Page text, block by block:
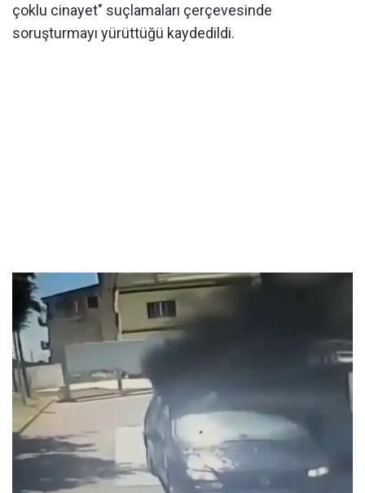
çoklu cinayet" suçlamaları çerçevesinde
soruşturmayı yürüttüğü kaydedildi.